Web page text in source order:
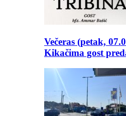
Večeras (petak,
Kikačima gost